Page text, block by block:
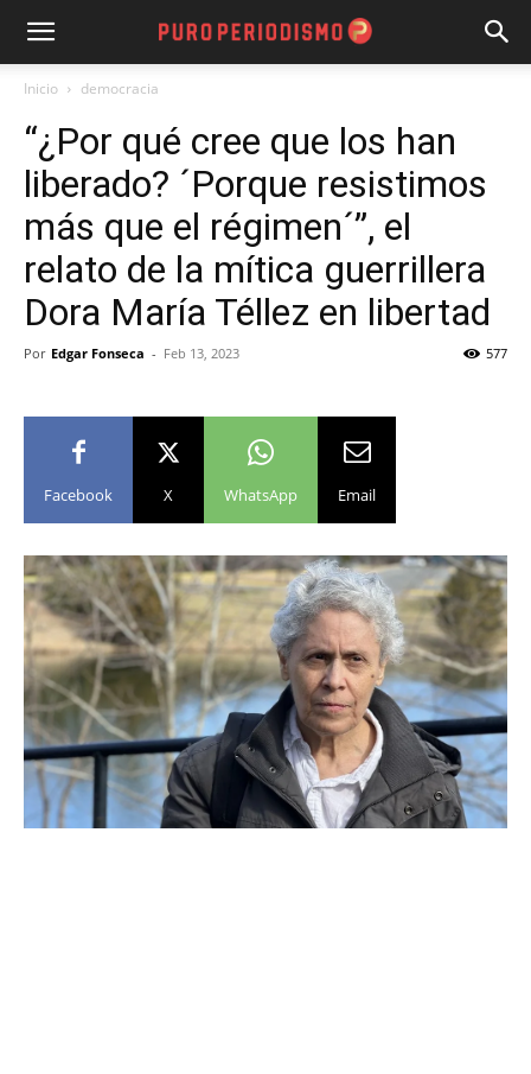
Inicio democracia
“¿Por qué cree que los han
liberado? ´Porque resistimos
más que el régimen´”, el
relato de la mítica guerrillera
Dora María Téllez en libertad
Por Edgar Fonseca - Feb 13, 2023 577
Facebook X WhatsApp Email